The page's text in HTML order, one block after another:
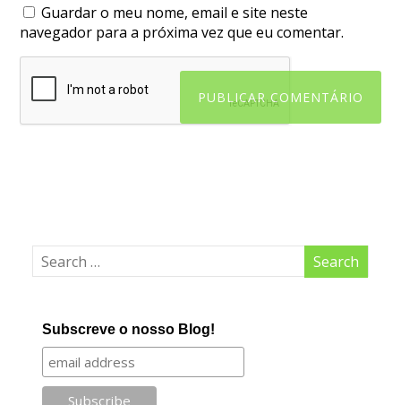
Guardar o meu nome, email e site neste
navegador para a próxima vez que eu comentar.
Subscreve o nosso Blog!